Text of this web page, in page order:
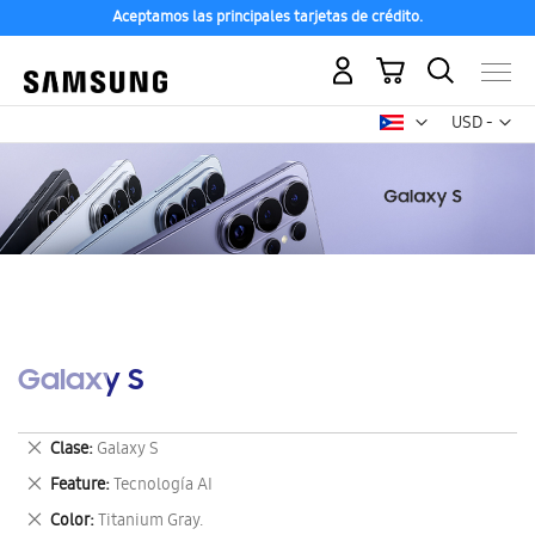
Aceptamos las principales tarjetas de crédito.
USD -
dólar
Mi carrito
Galaxy S
Clase Galaxy S
Eliminar
este
artículo
Feature Tecnología AI
Eliminar
este
Color Titanium Gray.
Eliminar